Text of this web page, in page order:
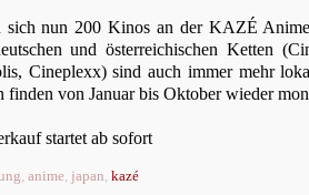
sich nun 200 Kinos an der KAZÉ
und österreichischen Ketten
Cineplexx) sind auch immer mehr
finden von Januar bis Oktober wieder
startet ab sofort
, anime, japan, kazé